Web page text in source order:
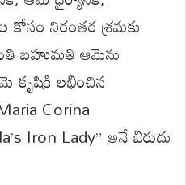
నిరంతర శ్రమకు
బహుమతి ఆమెను
కృషికి లభించిన
Corina
Iron Lady” అనే బిరుదు